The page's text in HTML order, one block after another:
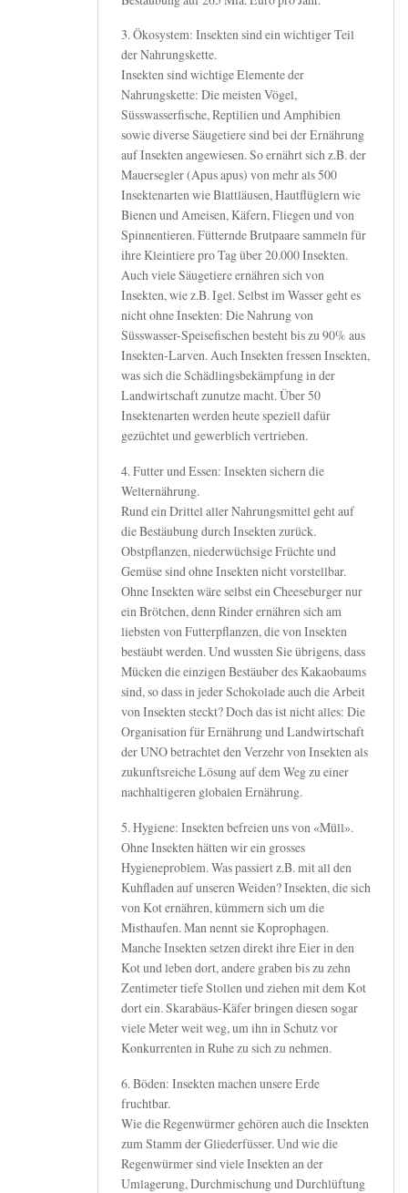
3. Ökosystem: Insekten sind ein wichtiger Teil
der Nahrungskette.
Insekten sind wichtige Elemente der
Nahrungskette: Die meisten Vögel,
Süsswasserfische, Reptilien und Amphibien
sowie diverse Säugetiere sind bei der Ernährung
auf Insekten angewiesen. So ernährt sich z.B. der
Mauersegler (Apus apus) von mehr als 500
Insektenarten wie Blattläusen, Hautflüglern wie
Bienen und Ameisen, Käfern, Fliegen und von
Spinnentieren. Fütternde Brutpaare sammeln für
ihre Kleintiere pro Tag über 20.000 Insekten.
Auch viele Säugetiere ernähren sich von
Insekten, wie z.B. Igel. Selbst im Wasser geht es
nicht ohne Insekten: Die Nahrung von
Süsswasser-Speisefischen besteht bis zu 90% aus
Insekten-Larven. Auch Insekten fressen Insekten,
was sich die Schädlingsbekämpfung in der
Landwirtschaft zunutze macht. Über 50
Insektenarten werden heute speziell dafür
gezüchtet und gewerblich vertrieben.
4. Futter und Essen: Insekten sichern die
Welternährung.
Rund ein Drittel aller Nahrungsmittel geht auf
die Bestäubung durch Insekten zurück.
Obstpflanzen, niederwüchsige Früchte und
Gemüse sind ohne Insekten nicht vorstellbar.
Ohne Insekten wäre selbst ein Cheeseburger nur
ein Brötchen, denn Rinder ernähren sich am
liebsten von Futterpflanzen, die von Insekten
bestäubt werden. Und wussten Sie übrigens, dass
Mücken die einzigen Bestäuber des Kakaobaums
sind, so dass in jeder Schokolade auch die Arbeit
von Insekten steckt? Doch das ist nicht alles: Die
Organisation für Ernährung und Landwirtschaft
der UNO betrachtet den Verzehr von Insekten als
zukunftsreiche Lösung auf dem Weg zu einer
nachhaltigeren globalen Ernährung.
5. Hygiene: Insekten befreien uns von «Müll».
Ohne Insekten hätten wir ein grosses
Hygieneproblem. Was passiert z.B. mit all den
Kuhfladen auf unseren Weiden? Insekten, die sich
von Kot ernähren, kümmern sich um die
Misthaufen. Man nennt sie Koprophagen.
Manche Insekten setzen direkt ihre Eier in den
Kot und leben dort, andere graben bis zu zehn
Zentimeter tiefe Stollen und ziehen mit dem Kot
dort ein. Skarabäus-Käfer bringen diesen sogar
viele Meter weit weg, um ihn in Schutz vor
Konkurrenten in Ruhe zu sich zu nehmen.
6. Böden: Insekten machen unsere Erde
fruchtbar.
Wie die Regenwürmer gehören auch die Insekten
zum Stamm der Gliederfüsser. Und wie die
Regenwürmer sind viele Insekten an der
Umlagerung, Durchmischung und Durchlüftung